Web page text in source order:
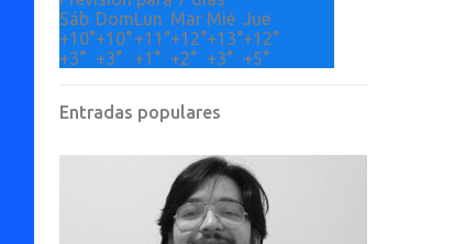
Sáb DomLun Mar Mié Jue
+10°+10°+11°+12°+13°+12°
+3° +3° +1° +2° +3° +5°
Entradas populares